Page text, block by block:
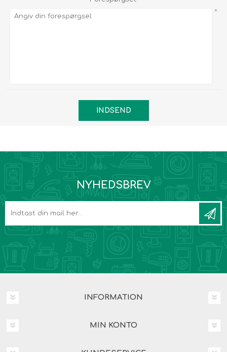
*
NYHEDSBREV
INFORMATION
MIN KONTO